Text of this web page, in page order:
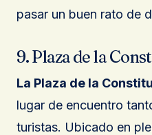
pasar un buen rato de
9. Plaza de la
La Plaza de la
lugar de encuentro
turistas. Ubicado en